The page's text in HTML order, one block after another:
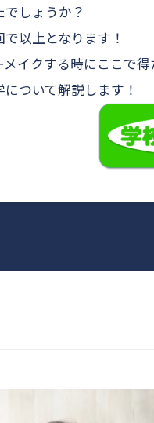
しょうか？
以上となります！
イクする時にここで
ついて解説します！